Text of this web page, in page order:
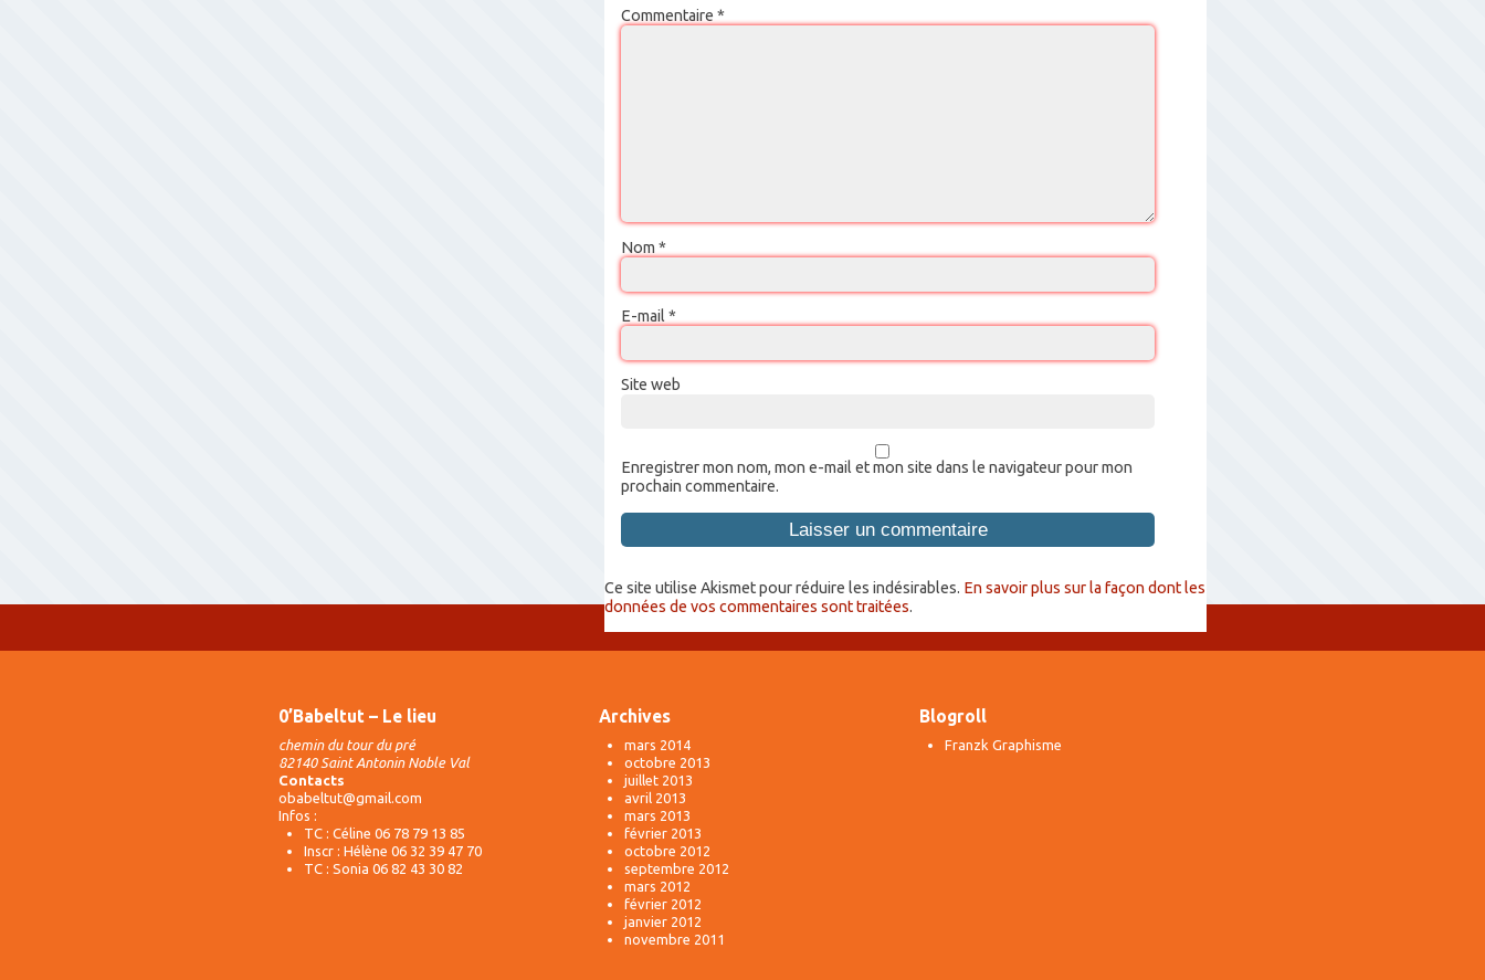
Commentaire *
Nom *
E-mail *
Site web
Enregistrer mon nom, mon e-mail et mon site dans le navigateur pour mon
prochain commentaire.
Ce site utilise Akismet pour réduire les indésirables. En savoir plus sur la façon dont les
données de vos commentaires sont traitées.
0’Babeltut – Le lieu
chemin du tour du pré
82140 Saint Antonin Noble Val
Contacts
obabeltut@gmail.com
Infos :
TC : Céline 06 78 79 13 85
Inscr : Hélène 06 32 39 47 70
TC : Sonia 06 82 43 30 82
Archives
mars 2014
octobre 2013
juillet 2013
avril 2013
mars 2013
février 2013
octobre 2012
septembre 2012
mars 2012
février 2012
janvier 2012
novembre 2011
Blogroll
Franzk Graphisme